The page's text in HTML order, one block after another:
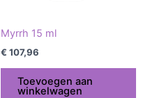
Myrrh 15 ml
€ 107,96
Toevoegen aan
winkelwagen